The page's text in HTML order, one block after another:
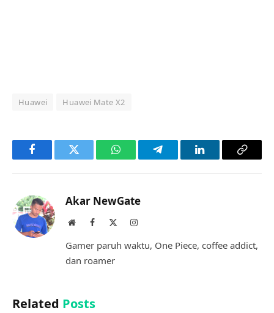
Huawei Huawei Mate X2
FacebookTwitter WhatsAppTelegramLinkedInCopy
Akar NewGate
WebsiteFacebook Instagram
Gamer paruh waktu, One Piece, coffee addict,
dan roamer
Related Posts